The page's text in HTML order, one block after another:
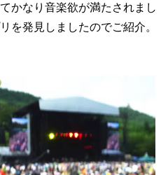
かなり音楽欲が満たされまし
を発見しましたのでご紹介。